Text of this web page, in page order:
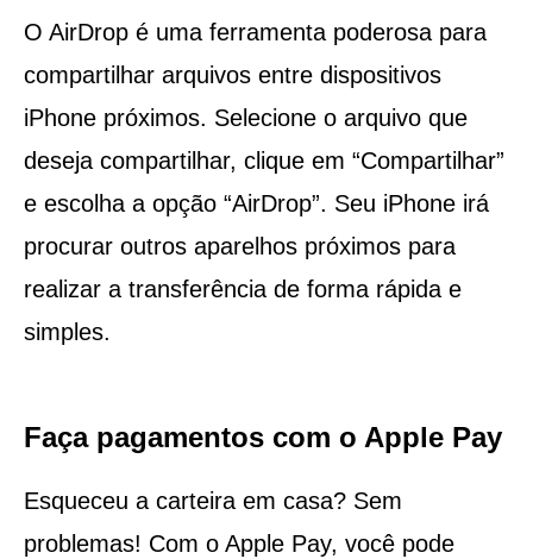
O AirDrop é uma ferramenta poderosa para
compartilhar arquivos entre dispositivos
iPhone próximos. Selecione o arquivo que
deseja compartilhar, clique em “Compartilhar”
e escolha a opção “AirDrop”. Seu iPhone irá
procurar outros aparelhos próximos para
realizar a transferência de forma rápida e
simples.
Faça pagamentos com o Apple Pay
Esqueceu a carteira em casa? Sem
problemas! Com o Apple Pay, você pode